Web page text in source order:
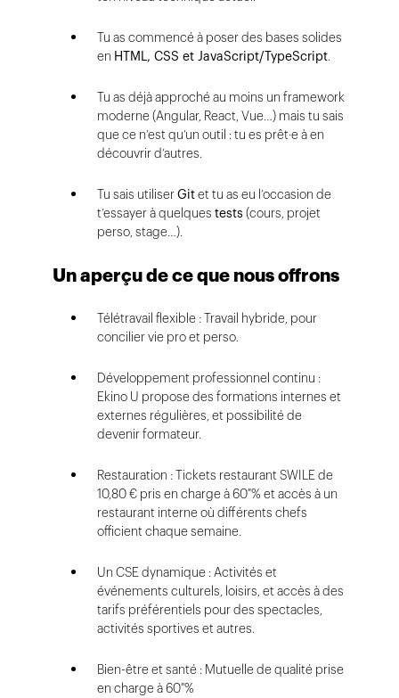
Tu as commencé à poser des bases solides
en HTML, CSS et JavaScript/TypeScript.
Tu as déjà approché au moins un framework
moderne (Angular, React, Vue…) mais tu sais
que ce n’est qu’un outil : tu es prêt·e à en
découvrir d’autres.
Tu sais utiliserGitet tu as eu l’occasion de
t’essayer à quelques tests (cours, projet
perso, stage…).
Un aperçu de ce que nous offrons
Télétravail flexible : Travail hybride, pour
concilier vie pro et perso.
Développement professionnel continu :
Ekino U propose des formations internes et
externes régulières, et possibilité de
devenir formateur.
Restauration : Tickets restaurant SWILE de
10,80 € pris en charge à 60 % et accès à un
restaurant interne où différents chefs
officient chaque semaine.
Un CSE dynamique : Activités et
événements culturels, loisirs, et accès à des
tarifs préférentiels pour des spectacles,
activités sportives et autres.
Bien-être et santé : Mutuelle de qualité prise
en charge à 60 %